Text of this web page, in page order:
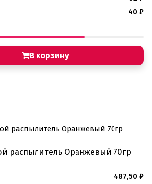
40 ₽
В корзину
распылитель Оранжевый 70гр
487,50 ₽